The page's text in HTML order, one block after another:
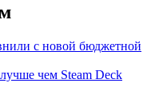
с новой бюджетной
чем Steam Deck